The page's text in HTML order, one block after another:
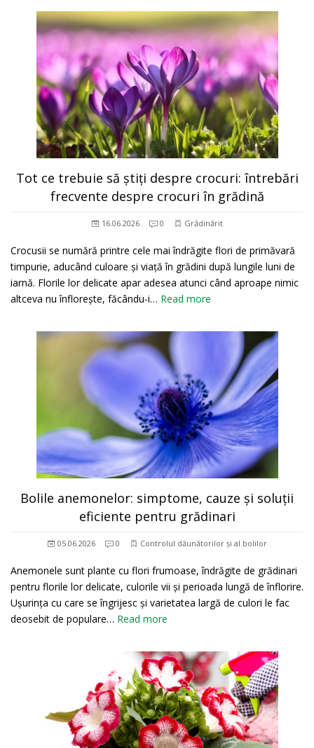
Tot ce trebuie să știți despre crocuri: întrebări
frecvente despre crocuri în grădină
16.06.2026 0 Grădinărit
Crocusii se numără printre cele mai îndrăgite flori de primăvară
timpurie, aducând culoare și viață în grădini după lungile luni de
iarnă. Florile lor delicate apar adesea atunci când aproape nimic
altceva nu înflorește, făcându-i… Read more
Bolile anemonelor: simptome, cauze și soluții
eficiente pentru grădinari
05.06.2026 0 Controlul dăunătorilor și al bolilor
Anemonele sunt plante cu flori frumoase, îndrăgite de grădinari
pentru florile lor delicate, culorile vii și perioada lungă de înflorire.
Ușurința cu care se îngrijesc și varietatea largă de culori le fac
deosebit de populare… Read more